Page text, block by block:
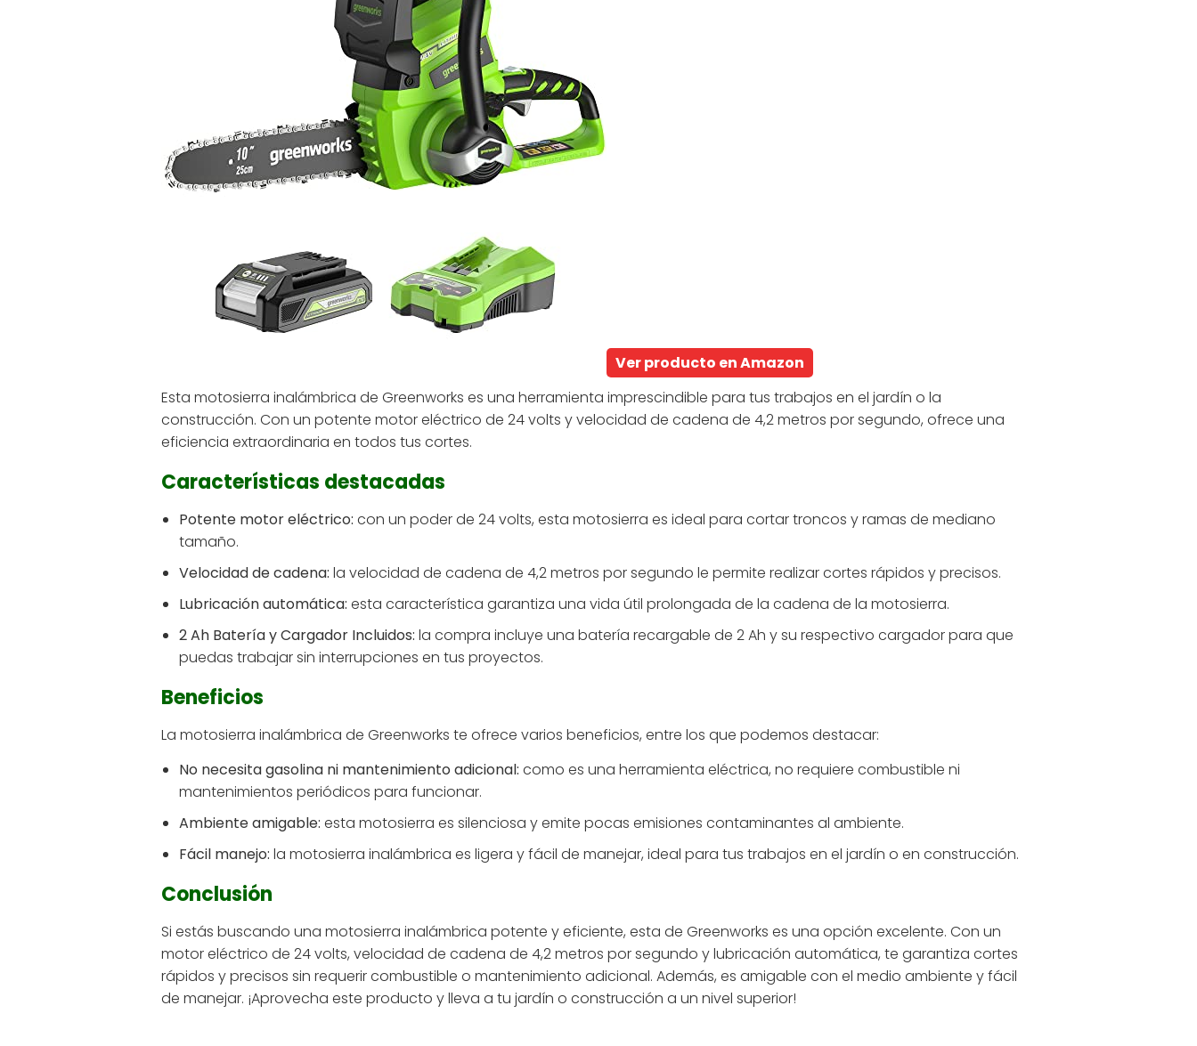
Ver producto en Amazon
Esta motosierra inalámbrica de Greenworks es una herramienta imprescindible para tus trabajos en el jardín o la
construcción. Con un potente motor eléctrico de 24 volts y velocidad de cadena de 4,2 metros por segundo, ofrece una
eficiencia extraordinaria en todos tus cortes.
Características destacadas
Potente motor eléctrico: con un poder de 24 volts, esta motosierra es ideal para cortar troncos y ramas de mediano
tamaño.
Velocidad de cadena: la velocidad de cadena de 4,2 metros por segundo le permite realizar cortes rápidos y precisos.
Lubricación automática: esta característica garantiza una vida útil prolongada de la cadena de la motosierra.
2 Ah Batería y Cargador Incluidos: la compra incluye una batería recargable de 2 Ah y su respectivo cargador para que
puedas trabajar sin interrupciones en tus proyectos.
Beneficios
La motosierra inalámbrica de Greenworks te ofrece varios beneficios, entre los que podemos destacar:
No necesita gasolina ni mantenimiento adicional: como es una herramienta eléctrica, no requiere combustible ni
mantenimientos periódicos para funcionar.
Ambiente amigable: esta motosierra es silenciosa y emite pocas emisiones contaminantes al ambiente.
Fácil manejo: la motosierra inalámbrica es ligera y fácil de manejar, ideal para tus trabajos en el jardín o en construcción.
Conclusión
Si estás buscando una motosierra inalámbrica potente y eficiente, esta de Greenworks es una opción excelente. Con un
motor eléctrico de 24 volts, velocidad de cadena de 4,2 metros por segundo y lubricación automática, te garantiza cortes
rápidos y precisos sin requerir combustible o mantenimiento adicional. Además, es amigable con el medio ambiente y fácil
de manejar. ¡Aprovecha este producto y lleva a tu jardín o construcción a un nivel superior!